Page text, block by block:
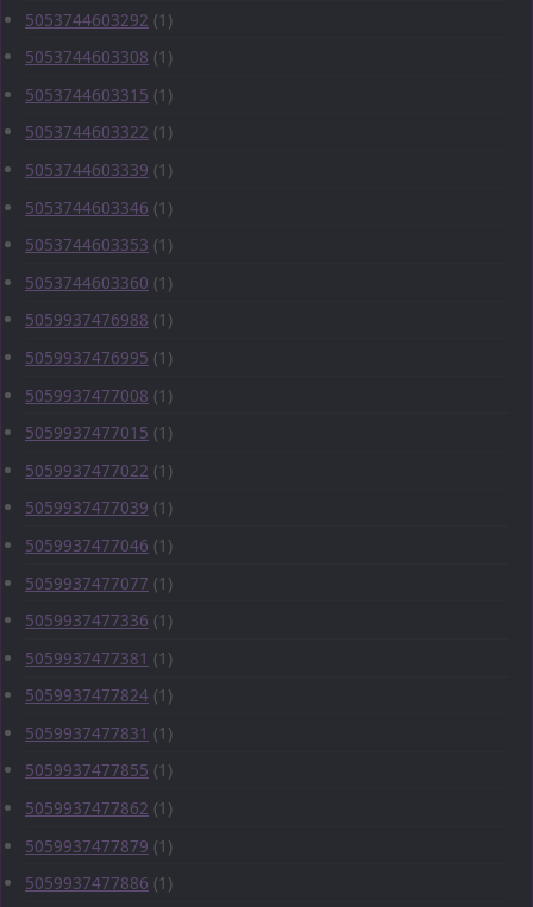
5053744603292 (1)
5053744603308 (1)
5053744603315 (1)
5053744603322 (1)
5053744603339 (1)
5053744603346 (1)
5053744603353 (1)
5053744603360 (1)
5059937476988 (1)
5059937476995 (1)
5059937477008 (1)
5059937477015 (1)
5059937477022 (1)
5059937477039 (1)
5059937477046 (1)
5059937477077 (1)
5059937477336 (1)
5059937477381 (1)
5059937477824 (1)
5059937477831 (1)
5059937477855 (1)
5059937477862 (1)
5059937477879 (1)
5059937477886 (1)